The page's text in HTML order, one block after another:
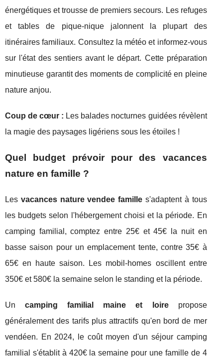
énergétiques et trousse de premiers secours. Les refuges
et tables de pique-nique jalonnent la plupart des
itinéraires familiaux. Consultez la météo et informez-vous
sur l'état des sentiers avant le départ. Cette préparation
minutieuse garantit des moments de complicité en pleine
nature anjou.
Coup de cœur : Les balades nocturnes guidées révèlent
la magie des paysages ligériens sous les étoiles !
Quel budget prévoir pour des vacances
nature en famille ?
Les vacances nature vendee famille s'adaptent à tous
les budgets selon l'hébergement choisi et la période. En
camping familial, comptez entre 25€ et 45€ la nuit en
basse saison pour un emplacement tente, contre 35€ à
65€ en haute saison. Les mobil-homes oscillent entre
350€ et 580€ la semaine selon le standing et la période.
Uncamping familial maine et loirepropose
généralement des tarifs plus attractifs qu'en bord de mer
vendéen. En 2024, le coût moyen d'un séjour camping
familial s'établit à 420€ la semaine pour une famille de 4